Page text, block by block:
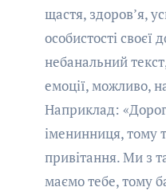
щастя, здоров’я,
особистості
небанальний
емоції, можливо,
Наприклад:
іменинниця, тому
привітання. Ми з
маємо тебе, тому